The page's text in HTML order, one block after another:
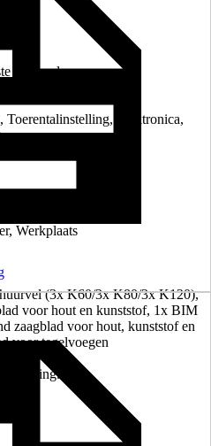
toestand
Toerentalinstelling, Elektronica,
Werkplaats
(3x K60/3x K80/3x K120),
voor hout en kunststof, 1x BIM
zaagblad voor hout, kunststof en
voor tegelvoegen